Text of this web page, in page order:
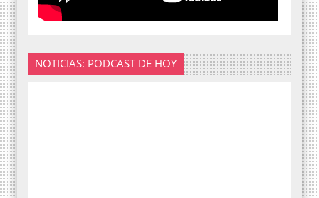
NOTICIAS: PODCAST DE HOY